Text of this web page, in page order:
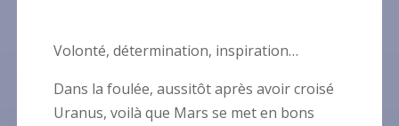
Volonté, détermination, inspiration…
Dans la foulée, aussitôt après avoir croisé
Uranus, voilà que Mars se met en bons